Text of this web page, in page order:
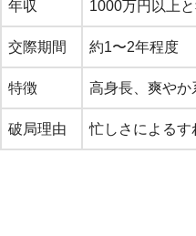
年収 1000万円以上
交際期間 約1〜2年程度
特徴 高身長、爽や
破局理由 忙しさによるす